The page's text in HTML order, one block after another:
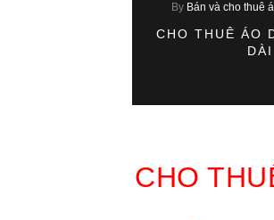
By Bán và cho thuê
CHO THUÊ ÁO
CHO